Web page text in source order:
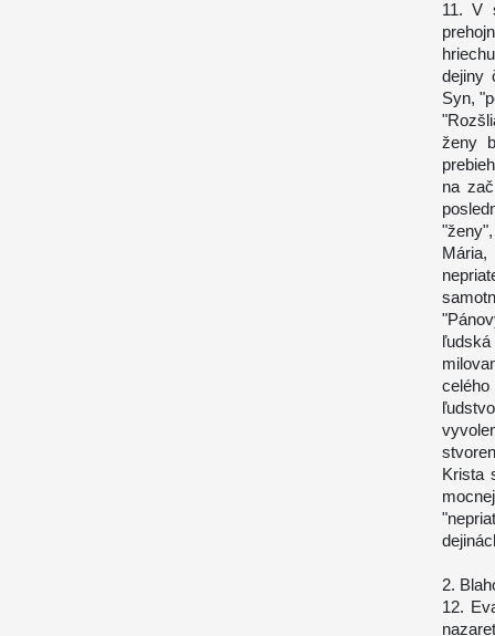
11. V
dejiny
Syn,
ženy
na
Krista
2.
12.